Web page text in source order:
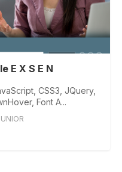
E X S E N
CSS3, JQuery,
Font A...